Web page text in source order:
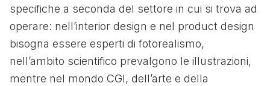
specifiche a seconda del settore in cui si trova ad
operare: nell’interior design e nel product design
bisogna essere esperti di fotorealismo,
nell’ambito scientifico prevalgono le illustrazioni,
mentre nel mondo CGI, dell’arte e della